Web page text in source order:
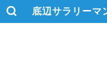
底辺サラリーマ